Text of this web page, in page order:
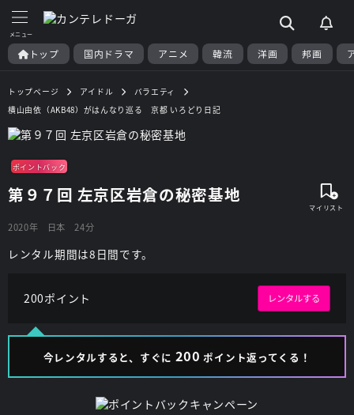
トップ 国内ドラマ アニメ 韓流 洋画 邦画
トップページ アイドル
バラエティ
横山由依（AKB48）がはんなり巡る 京都 いろどり日記
ポイントバック
第９７回 左京区岩倉の秘密基地
2020年 日本 24分
レンタル期間は8日間です。
200ポイント レンタルする
今レンタルすると、すぐに 200 ポイント返ってくる！